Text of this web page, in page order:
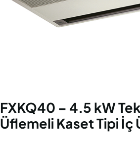
FXKQ40 – 4.5 kW
Üflemeli Kaset Tipi İç